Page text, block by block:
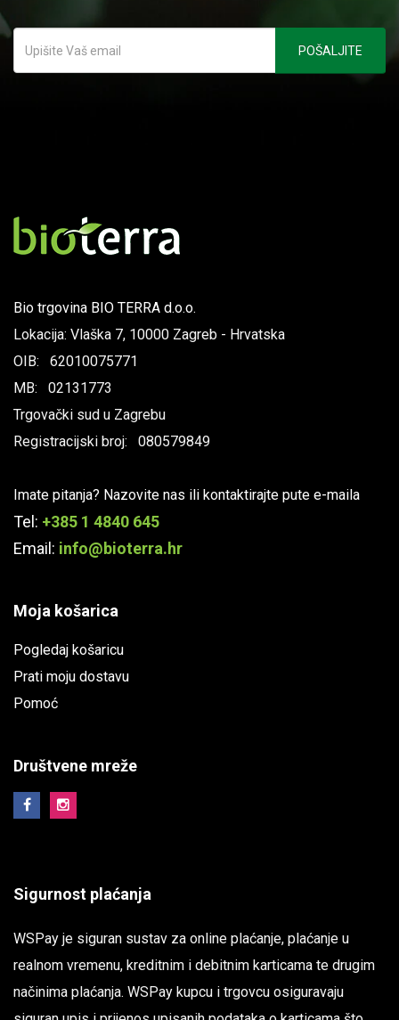
Bio trgovina BIO TERRA d.o.o.
Lokacija: Vlaška 7, 10000 Zagreb - Hrvatska
OIB: 62010075771
MB: 02131773
Trgovački sud u Zagrebu
Registracijski broj: 080579849
Imate pitanja? Nazovite nas ili kontaktirajte pute e-maila
Tel: +385 1 4840 645
Email: info@bioterra.hr
Moja košarica
Pogledaj košaricu
Prati moju dostavu
Pomoć
Društvene mreže
Sigurnost plaćanja
WSPay je siguran sustav za online plaćanje, plaćanje u
realnom vremenu, kreditnim i debitnim karticama te drugim
načinima plaćanja. WSPay kupcu i trgovcu osiguravaju